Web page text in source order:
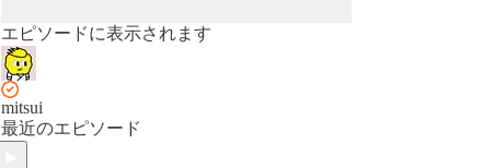
エピソードに表示されます
mitsui
最近のエピソード